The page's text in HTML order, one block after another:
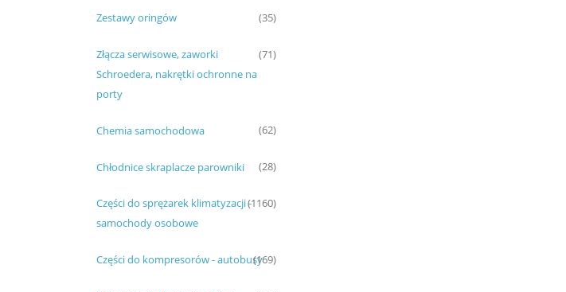
Zestawy oringów (35)
Złącza serwisowe, zaworki
Schroedera, nakrętki ochronne na
porty
(71)
Chemia samochodowa (62)
Chłodnice skraplacze parowniki (28)
Części do sprężarek klimatyzacji -
samochody osobowe
(1160)
Części do kompresorów - autobusy(169)